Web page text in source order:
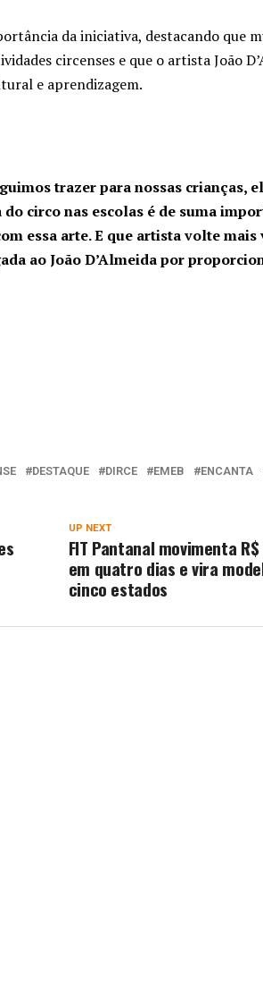
da iniciativa, destacando que
circenses e que o artista João
e aprendizagem.
trazer para nossas crianças,
circo nas escolas é de suma
essa arte. E que artista volte mais
ao João D’Almeida por
DESTAQUE DIRCE EMEB ENCANTA
UP NEXT
FIT Pantanal movimenta
em quatro dias e vira
cinco estados